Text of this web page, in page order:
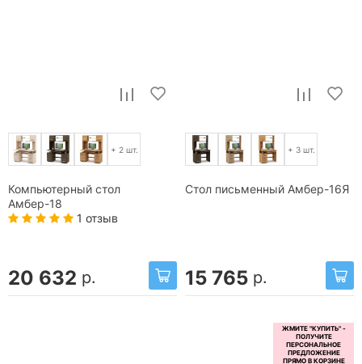
+ 2 шт.
Компьютерный стол
Амбер-18
1 отзыв
20 632 р.
+ 3 шт.
Стол письменный Амбер-16Я
15 765 р.